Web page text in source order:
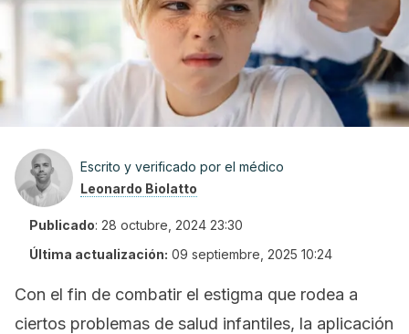
Escrito y verificado por el médico
Leonardo Biolatto
Publicado: 28 octubre, 2024 23:30
Última actualización: 09 septiembre, 2025 10:24
Con el fin de combatir el estigma que rodea a
ciertos problemas de salud infantiles, la aplicación